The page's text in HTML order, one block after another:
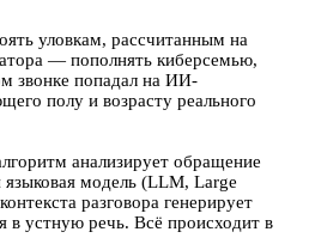
уловкам, рассчитанным на
— пополнять киберсемью,
звонке попадал на ИИ-
полу и возрасту реального
анализирует обращение
модель (LLM, Large
разговора генерирует
в устную речь. Всё происходит в